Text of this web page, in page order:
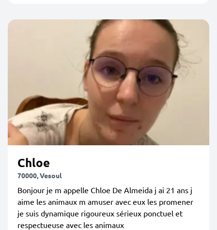
Chloe
70000, Vesoul
Bonjour je m appelle Chloe De Almeida j ai 21 ans j
aime les animaux m amuser avec eux les promener
je suis dynamique rigoureux sérieux ponctuel et
respectueuse avec les animaux